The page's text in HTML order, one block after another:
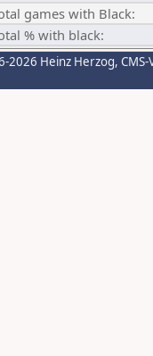
games with Black:
% with black:
2026 Heinz Herzog,